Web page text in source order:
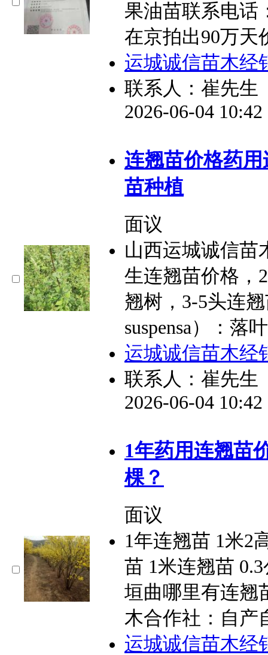
果油苗联系电话
在京拍出90万天
运城诚信苗木经
联系人：崔先生
2026-06-04
连翘苗价格药
苗种植
面议
山西运城诚信苗
生连翘苗价格，
翘树，3-5头连
suspensa）：落
运城诚信苗木经
联系人：崔先生
2026-06-04
1年药用连翘苗
棵？
面议
1年连翘苗 1米2
苗 1米连翘苗
垣曲哪里有连翘
木合作社：自产
运城诚信苗木经